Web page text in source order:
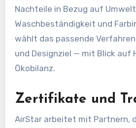
Nachteile in Bezug auf
Waschbeständigkeit und
wählt das passende
und Designziel — mit Blick auf
Ökobilanz.
Zertifikate und
AirStar arbeitet mit Partnern,